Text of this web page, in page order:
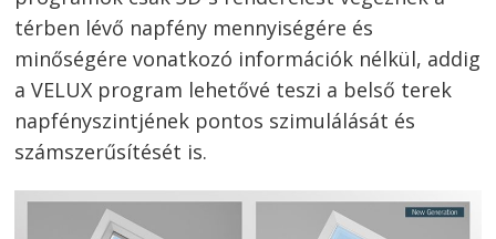
térben lévő napfény mennyiségére és
minőségére vonatkozó információk nélkül, addig
a VELUX program lehetővé teszi a belső terek
napfényszintjének pontos szimulálását és
számszerűsítését is.